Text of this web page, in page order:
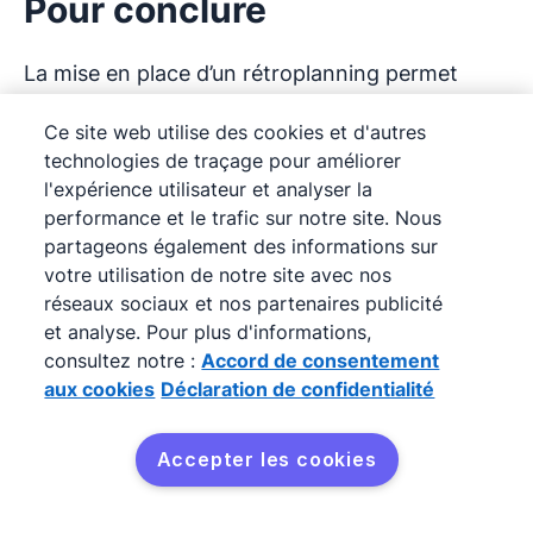
selon un ordre chronologique « normal »,
c'est-à-dire en partant de la date du
début du projet.
de faire un rétroplanning solide et
projet. Parmi les plus connus, on retrouve
,
ou encore
Certains CRM comme
proposent également des fonctionnalités
de gestion de projet intégrés.
Pour conclure
La mise en place d’un rétroplanning permet
projet, de la planification initiale à son
aboutissement. En adoptant une approche
méthodique et en vous appuyant sur des outils
adaptés, vous optimisez vos ressources
disponibles, renforcez la cohésion de l’équipe et
réduisez les risques de blocages et de retards.
EssayezPipedrivegratuitement pendant 14
vous aider à améliorer votre gestion de projet et
faciliter la collaboration entre vos équipes.
Ce site web utilise des cookies et d'autres
technologies de traçage pour améliorer
l'expérience utilisateur et analyser la
performance et le trafic sur notre site. Nous
partageons également des informations sur
votre utilisation de notre site avec nos
réseaux sociaux et nos partenaires publicité
et analyse. Pour plus d'informations,
consultez notre : Accord de consentement
aux cookies Déclaration de confidentialité
Accepter les cookies